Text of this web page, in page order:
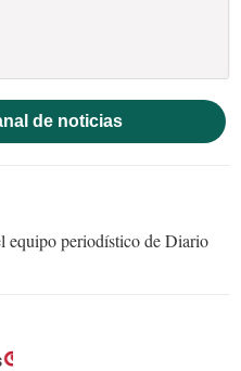
de noticias
equipo periodístico de Diario